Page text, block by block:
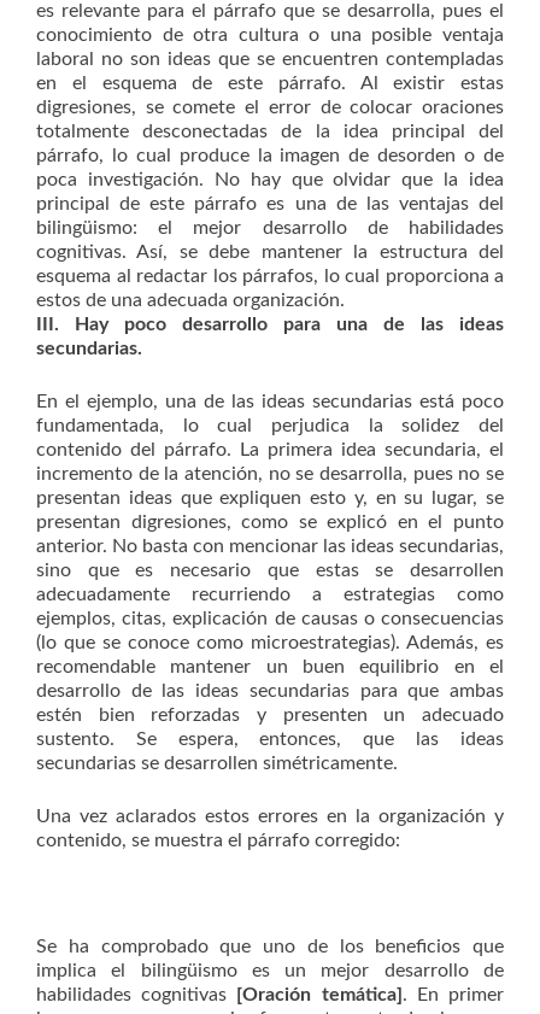
es relevante para el párrafo que se desarrolla, pues el
conocimiento de otra cultura o una posible ventaja
laboral no son ideas que se encuentren contempladas
en el esquema de este párrafo. Al existir estas
digresiones, se comete el error de colocar oraciones
totalmente desconectadas de la idea principal del
párrafo, lo cual produce la imagen de desorden o de
poca investigación. No hay que olvidar que la idea
principal de este párrafo es una de las ventajas del
bilingüismo: el mejor desarrollo de habilidades
cognitivas. Así, se debe mantener la estructura del
esquema al redactar los párrafos, lo cual proporciona a
estos de una adecuada organización.
III. Hay poco desarrollo para una de las ideas
secundarias.
En el ejemplo, una de las ideas secundarias está poco
fundamentada, lo cual perjudica la solidez del
contenido del párrafo. La primera idea secundaria, el
incremento de la atención, no se desarrolla, pues no se
presentan ideas que expliquen esto y, en su lugar, se
presentan digresiones, como se explicó en el punto
anterior. No basta con mencionar las ideas secundarias,
sino que es necesario que estas se desarrollen
adecuadamente recurriendo a estrategias como
ejemplos, citas, explicación de causas o consecuencias
(lo que se conoce como microestrategias). Además, es
recomendable mantener un buen equilibrio en el
desarrollo de las ideas secundarias para que ambas
estén bien reforzadas y presenten un adecuado
sustento. Se espera, entonces, que las ideas
secundarias se desarrollen simétricamente.
Una vez aclarados estos errores en la organización y
contenido, se muestra el párrafo corregido:
Se ha comprobado que uno de los beneficios que
implica el bilingüismo es un mejor desarrollo de
habilidades cognitivas [Oración temática] . En primer